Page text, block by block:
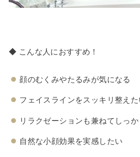
◆ こんな人におすすめ！
顔のむくみやたるみが気になる
フェイスラインをスッキリ整えた
リラクゼーションも兼ねてしっ
自然な小顔効果を実感したい